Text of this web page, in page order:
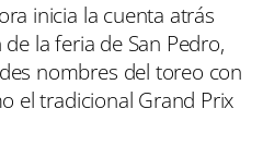
inicia la cuenta atrás
la feria de San Pedro,
nombres del toreo con
el tradicional Grand Prix